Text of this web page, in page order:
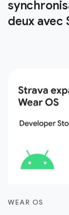
deux avec
WEAR OS